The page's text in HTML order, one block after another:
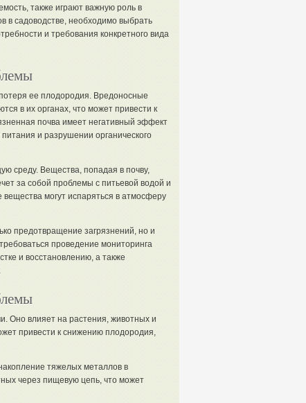
также играют важную роль в
в садоводстве, необходимо выбрать
и требования конкретного вида
ее плодородия. Вредоносные
в их органах, что может привести к
почва имеет негативный эффект
и разрушении органического
среду. Вещества, попадая в почву,
за собой проблемы с питьевой водой и
могут испаряться в атмосферу
предотвращение загрязнений, но и
проведение мониторинга
и восстановлению, а также
Оно влияет на растения, животных и
привести к снижению плодородия,
тяжелых металлов в
через пищевую цепь, что может